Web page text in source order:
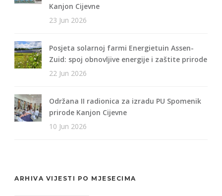
Kanjon Cijevne
23 Jun 2026
Posjeta solarnoj farmi Energietuin Assen-
Zuid: spoj obnovljive energije i zaštite prirode
22 Jun 2026
Održana II radionica za izradu PU Spomenik
prirode Kanjon Cijevne
10 Jun 2026
ARHIVA VIJESTI PO MJESECIMA